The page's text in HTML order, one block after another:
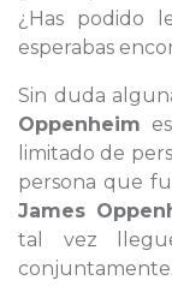
¿Has podido
esperabas
Sin duda
Oppenheim
limitado de
persona que
James
tal vez
conjuntamente.